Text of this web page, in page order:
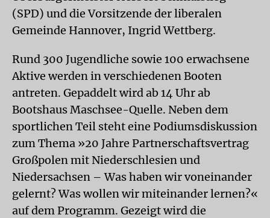
(SPD) und die Vorsitzende der liberalen
Gemeinde Hannover, Ingrid Wettberg.
Rund 300 Jugendliche sowie 100 erwachsene
Aktive werden in verschiedenen Booten
antreten. Gepaddelt wird ab 14 Uhr ab
Bootshaus Maschsee-Quelle. Neben dem
sportlichen Teil steht eine Podiumsdiskussion
zum Thema »20 Jahre Partnerschaftsvertrag
Großpolen mit Niederschlesien und
Niedersachsen – Was haben wir voneinander
gelernt? Was wollen wir miteinander lernen?«
auf dem Programm. Gezeigt wird die